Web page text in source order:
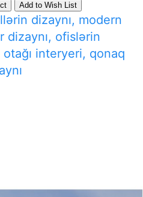
Add to Wish List
dizaynı, modern
dizaynı, ofislərin
interyeri, qonaq